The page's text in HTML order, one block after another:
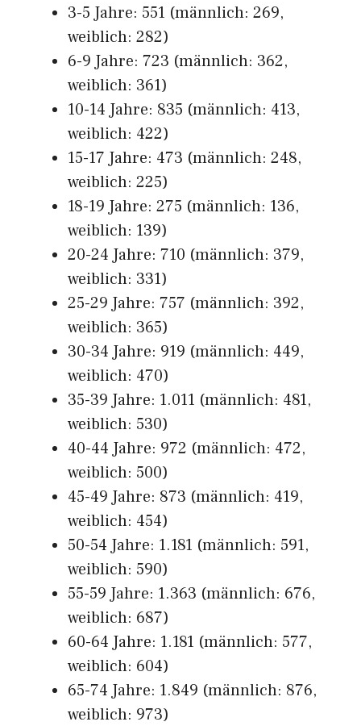
3-5 Jahre: 551 (männlich: 269,
weiblich: 282)
6-9 Jahre: 723 (männlich: 362,
weiblich: 361)
10-14 Jahre: 835 (männlich: 413,
weiblich: 422)
15-17 Jahre: 473 (männlich: 248,
weiblich: 225)
18-19 Jahre: 275 (männlich: 136,
weiblich: 139)
20-24 Jahre: 710 (männlich: 379,
weiblich: 331)
25-29 Jahre: 757 (männlich: 392,
weiblich: 365)
30-34 Jahre: 919 (männlich: 449,
weiblich: 470)
35-39 Jahre: 1.011 (männlich: 481,
weiblich: 530)
40-44 Jahre: 972 (männlich: 472,
weiblich: 500)
45-49 Jahre: 873 (männlich: 419,
weiblich: 454)
50-54 Jahre: 1.181 (männlich: 591,
weiblich: 590)
55-59 Jahre: 1.363 (männlich: 676,
weiblich: 687)
60-64 Jahre: 1.181 (männlich: 577,
weiblich: 604)
65-74 Jahre: 1.849 (männlich: 876,
weiblich: 973)